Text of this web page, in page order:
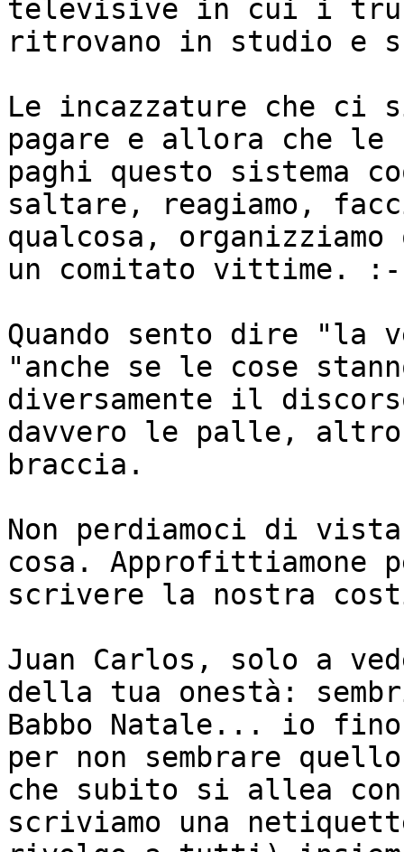
televisive in cui i
ritrovano in studio e
Le incazzature che ci
pagare e allora che le
paghi questo sistema
saltare, reagiamo,
qualcosa,
un comitato vittime.
Quando sento dire "la
"anche se le cose
diversamente il
davvero le palle,
braccia.
Non perdiamoci di
cosa. Approfittiamone
scrivere la nostra
Juan Carlos, solo a
della tua onestà:
Babbo Natale... io
per non sembrare
che subito si allea
scriviamo una